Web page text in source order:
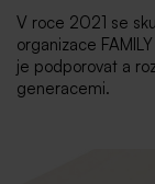
V roce 2021 se
organizace
je podporovat a
generacemi.